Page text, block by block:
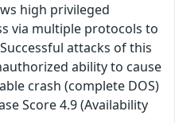
high privileged
via multiple protocols to
attacks of this
ability to cause
crash (complete DOS)
Score 4.9 (Availability